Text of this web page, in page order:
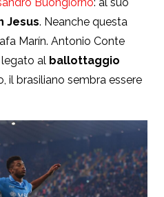
Jesus. Neanche questa
Marín. Antonio Conte
al ballottaggio
il brasiliano sembra essere